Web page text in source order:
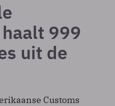
999
uit de
Customs